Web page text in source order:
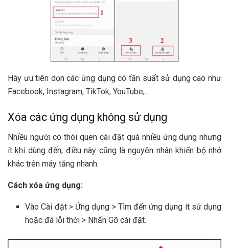
Hãy ưu tiên dọn các ứng dụng có tần suất sử dụng cao như
Facebook, Instagram, TikTok, YouTube,…
Xóa các ứng dụng không sử dụng
Nhiều người có thói quen cài đặt quá nhiều ứng dụng nhưng
ít khi dùng đến, điều này cũng là nguyên nhân khiến bộ nhớ
khác trên máy tăng nhanh.
Cách xóa ứng dụng:
Vào Cài đặt > Ứng dụng > Tìm đến ứng dụng ít sử dụng
hoặc đã lỗi thời > Nhấn Gỡ cài đặt.